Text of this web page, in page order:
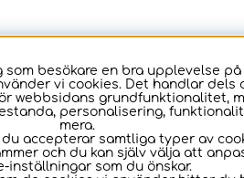
som besökare en bra upplevelse på
vi cookies. Det handlar dels
webbsidans grundfunktionalitet,
personalisering,
mera.
accepterar samtliga typer av
och du kan själv välja att
inställningar som du önskar.